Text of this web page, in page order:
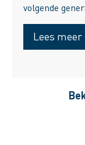
volgende
Lees meer